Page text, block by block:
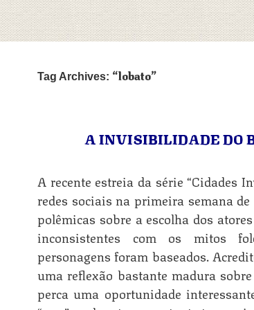
Tag Archives: lobato
A INVISIBILIDADE DO
A recente estreia da série “Cidades
redes sociais na primeira semana
polêmicas sobre a escolha dos
inconsistentes com os mitos
personagens foram baseados.
uma reflexão bastante madura
perca uma oportunidade